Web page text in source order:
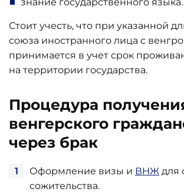
Стоит учесть, что при указанной
союза иностранного лица с
принимается в учет срок
на территории государства.
Процедура
венгерского
через брак
Оформление визы и ВНЖ для
сожительства.